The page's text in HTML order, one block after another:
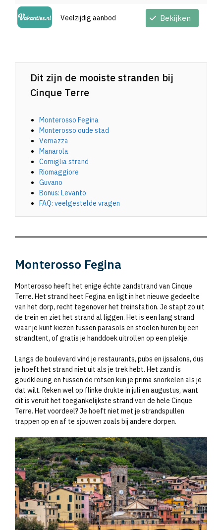
Veelzijdig aanbod Bekijken
Dit zijn de mooiste stranden bij
Cinque Terre
Monterosso Fegina
Monterosso oude stad
Vernazza
Manarola
Corniglia strand
Riomaggiore
Guvano
Bonus: Levanto
FAQ: veelgestelde vragen
Monterosso Fegina
Monterosso heeft het enige échte zandstrand van Cinque
Terre. Het strand heet Fegina en ligt in het nieuwe gedeelte
van het dorp, recht tegenover het treinstation. Je stapt zo uit
de trein en ziet het strand al liggen. Het is een lang strand
waar je kunt kiezen tussen parasols en stoelen huren bij een
strandtent, of gratis je handdoek uitrollen op een plekje.
Langs de boulevard vind je restaurants, pubs en ijssalons, dus
je hoeft het strand niet uit als je trek hebt. Het zand is
goudkleurig en tussen de rotsen kun je prima snorkelen als je
dat wilt. Reken wel op flinke drukte in juli en augustus, want
dit is veruit het toegankelijkste strand van de hele Cinque
Terre. Het voordeel? Je hoeft niet met je strandspullen
trappen op en af te sjouwen zoals bij andere dorpen.